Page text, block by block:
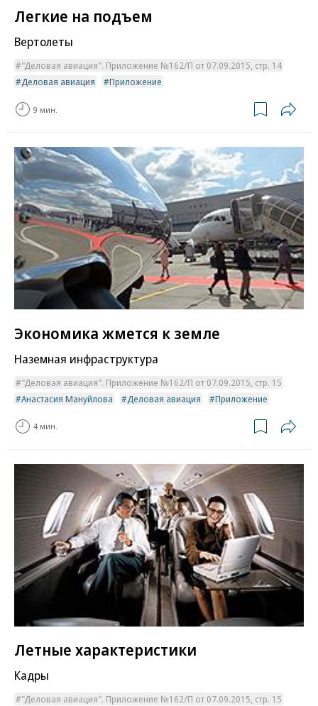
Легкие на подъем
Вертолеты
"Деловая авиация". Приложение №162/П от 07.09.2015, стр. 14
Деловая авиация
Приложение
9 мин.
Экономика жмется к земле
Наземная инфраструктура
"Деловая авиация". Приложение №162/П от 07.09.2015, стр. 15
Анастасия Мануйлова
Деловая авиация Приложение
4 мин.
Летные характеристики
Кадры
"Деловая авиация". Приложение №162/П от 07.09.2015, стр. 15